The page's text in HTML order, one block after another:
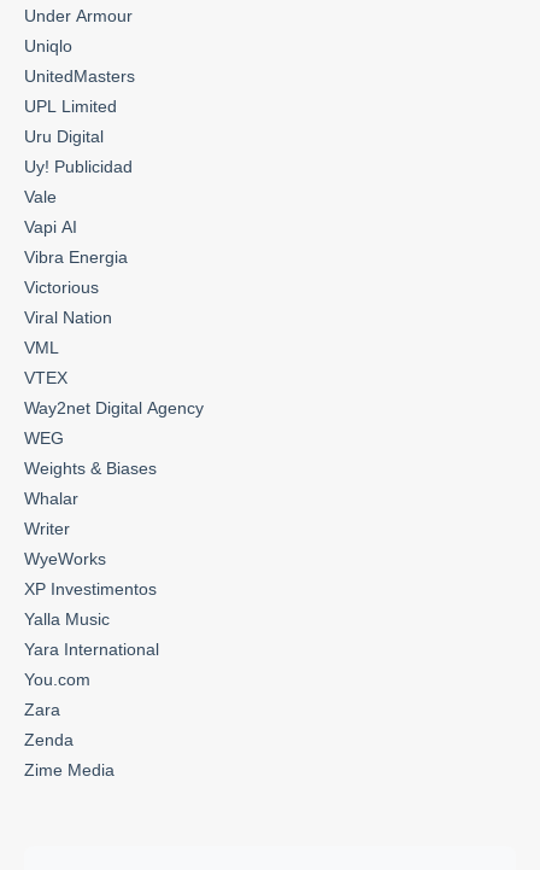
Under Armour
Uniqlo
UnitedMasters
UPL Limited
Uru Digital
Uy! Publicidad
Vale
Vapi AI
Vibra Energia
Victorious
Viral Nation
VML
VTEX
Way2net Digital Agency
WEG
Weights & Biases
Whalar
Writer
WyeWorks
XP Investimentos
Yalla Music
Yara International
You.com
Zara
Zenda
Zime Media